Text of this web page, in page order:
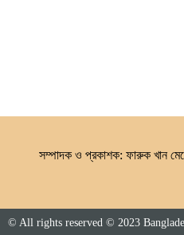
সম্পাদক ও প্রকাশক: ফারুক খান
© All rights reserved © 2023